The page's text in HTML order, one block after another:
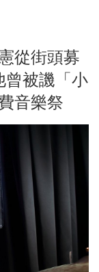
從街頭募
曾被譏「小
音樂祭